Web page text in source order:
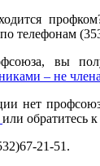
телефонам
вы
– не
нет
или обратитесь
21-51.